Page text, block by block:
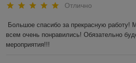
Отлично
Большое спасибо за прекрасную работу!
всем очень понравились! Обязательно
мероприятия!!!